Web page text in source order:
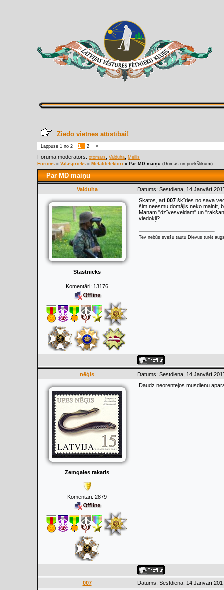
Ziedo vietnes attīstībai!
Lappuse 1 no 2 1 2 »
Foruma moderators: otomars Valduha
Meilis
Forums » Vaļasprieks » Metāldetektori » Par MD maiņu (Domas un priekšlikumi)
Par MD maiņu
Valduha Datums: Sestdiena,
Stāstnieks
Komentāri: 13176
Skatos, arī 007 šķīries no sava
šim neesmu domājis neko mainīt,
Manam "dzīvesveidam" un
viedokļi?
Tev nebūs svešu tautu Dievus turēt
nēģis Datums: Sestdiena,
Zemgales rakaris
Komentāri: 2879
Daudz neorentejos musdienu
007 Datums: Sestdiena,